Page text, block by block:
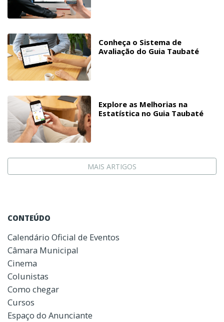
Conheça o Sistema de
Avaliação do Guia Taubaté
Explore as Melhorias na
Estatística no Guia Taubaté
MAIS ARTIGOS
CONTEÚDO
Calendário Oficial de Eventos
Câmara Municipal
Cinema
Colunistas
Como chegar
Cursos
Espaço do Anunciante